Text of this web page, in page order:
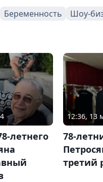
Беременность Шоу-
летнего
12:36, 13
78-
третий